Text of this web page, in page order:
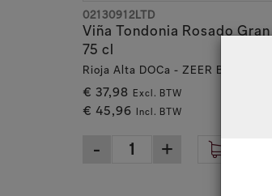
Viña Tondonia Rosado
75 cl
Rioja Alta DOCa - ZEER BEPERKT
€ 37,98 Excl. BTW
€ 45,96 Incl. BTW
02130912LTD